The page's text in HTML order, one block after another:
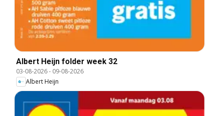
Albert Heijn folder week 32
03-08-2026- 09-08-2026
Albert Heijn